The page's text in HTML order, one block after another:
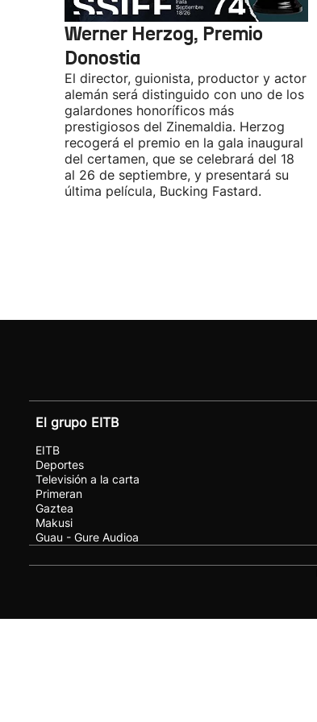
Werner Herzog, Premio
Donostia
El director, guionista, productor y actor
alemán será distinguido con uno de los
galardones honoríficos más
prestigiosos del Zinemaldia. Herzog
recogerá el premio en la gala inaugural
del certamen, que se celebrará del 18
al 26 de septiembre, y presentará su
última película, Bucking Fastard.
El grupo EITB
EITB
Deportes
Televisión a la carta
Primeran
Gaztea
Makusi
Guau - Gure Audioa